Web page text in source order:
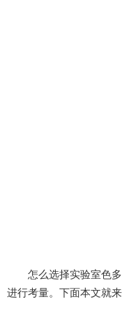
怎么选择实验室色多多
进行考量。下面本文就